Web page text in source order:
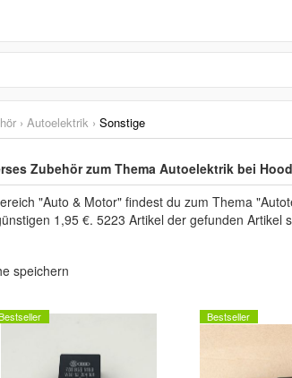
› Autoelektrik › Sonstige
Zubehör zum Thema Autoelektrik bei
"Auto & Motor" findest du zum Thema
1,95 €. 5223 Artikel der gefunden
speichern
Bestseller